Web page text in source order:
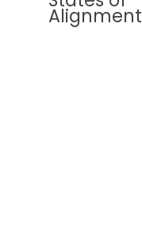
Alignment